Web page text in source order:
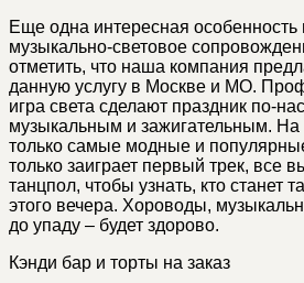
Еще одна интересная
музыкально-световое
отметить, что наша компания
данную услугу в Москве и МО.
игра света сделают праздник по-
музыкальным и зажигательным. На
только самые модные и
только заиграет первый трек, все
танцпол, чтобы узнать, кто станет
этого вечера. Хороводы,
до упаду – будет здорово.
Кэнди бар и торты на заказ